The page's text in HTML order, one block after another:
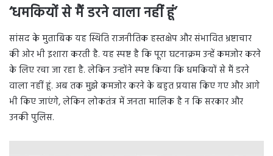
‘धमकियों से मैं डरने वाला नहीं हूं’
सांसद के मुताबिक यह स्थिति राजनीतिक हस्तक्षेप और संभावित भ्रष्टाचार
की ओर भी इशारा करती है. यह स्पष्ट है कि पूरा घटनाक्रम उन्हें कमजोर करने
के लिए रचा जा रहा है. लेकिन उन्होंने स्पष्ट किया कि धमकियों से मैं डरने
वाला नहीं हूं. अब तक मुझे कमजोर करने के बहुत प्रयास किए गए और आगे
भी किए जाएंगे, लेकिन लोकतंत्र में जनता मालिक है न कि सरकार और
उनकी पुलिस.